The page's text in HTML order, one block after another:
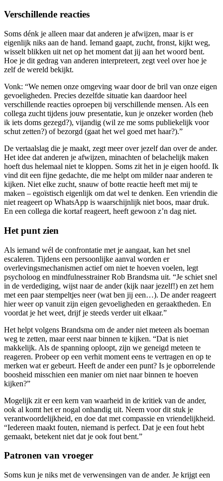
Verschillende reacties
Soms dénk je alleen maar dat anderen je afwijzen, maar is er
eigenlijk niks aan de hand. Iemand gaapt, zucht, fronst, kijkt weg,
wisselt blikken uit net op het moment dat jij aan het woord bent.
Hoe je dit gedrag van anderen interpreteert, zegt veel over hoe je
zelf de wereld bekijkt.
Vonk: “We nemen onze omgeving waar door de bril van onze eigen
gevoeligheden. Precies dezelfde situatie kan daardoor heel
verschillende reacties oproepen bij verschillende mensen. Als een
collega zucht tijdens jouw presentatie, kun je onzeker worden (heb
ik iets doms gezegd?), vijandig (wil ze me soms publiekelijk voor
schut zetten?) of bezorgd (gaat het wel goed met haar?).”
De vertaalslag die je maakt, zegt meer over jezelf dan over de ander.
Het idee dat anderen je afwijzen, minachten of belachelijk maken
hoeft dus helemaal niet te kloppen. Soms zit het in je eigen hoofd. Ik
vind dit een fijne gedachte, die me helpt om milder naar anderen te
kijken. Niet elke zucht, snauw of botte reactie heeft met mij te
maken – egoïstisch eigenlijk om dat wel te denken. Een vriendin die
niet reageert op WhatsApp is waarschijnlijk niet boos, maar druk.
En een collega die kortaf reageert, heeft gewoon z’n dag niet.
Het punt zien
Als iemand wél de confrontatie met je aangaat, kan het snel
escaleren. Tijdens een persoonlijke aanval worden er
overlevingsmechanismen actief om niet te hoeven voelen, legt
psycholoog en mindfulnesstrainer Rob Brandsma uit. “Je schiet snel
in de verdediging, wijst naar de ander (kijk naar jezelf!) en zet hem
met een paar stempeltjes neer (wat ben jij een…). De ander reageert
hier weer op vanuit zijn eigen gevoeligheden en geraaktheden. En
voordat je het weet, drijf je steeds verder uit elkaar.”
Het helpt volgens Brandsma om de ander niet meteen als boeman
weg te zetten, maar eerst naar binnen te kijken. “Dat is niet
makkelijk. Als de spanning oploopt, zijn we geneigd meteen te
reageren. Probeer op een verhit moment eens te vertragen en op te
merken wat er gebeurt. Heeft de ander een punt? Is je opborrelende
boosheid misschien een manier om niet naar binnen te hoeven
kijken?”
Mogelijk zit er een kern van waarheid in de kritiek van de ander,
ook al komt het er nogal onhandig uit. Neem voor dit stuk je
verantwoordelijkheid, en doe dat met compassie en vriendelijkheid.
“Iedereen maakt fouten, niemand is perfect. Dat je een fout hebt
gemaakt, betekent niet dat je ook fout bent.”
Patronen van vroeger
Soms kun je niks met de verwensingen van de ander. Je krijgt een